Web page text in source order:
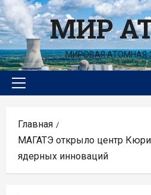
Перейти
к
содержимомуМИР
МИРОВАЯ АТОМНАЯ
Основное
Главная
МАГАТЭ открыло центр
ядерных инноваций